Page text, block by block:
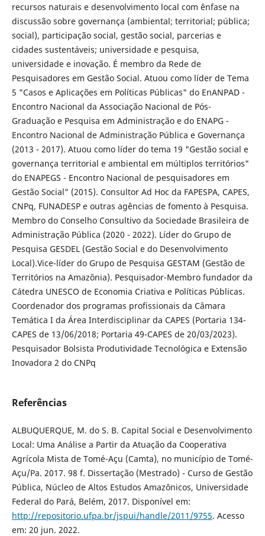
recursos naturais e desenvolvimento local com ênfase na
discussão sobre governança (ambiental; territorial; pública;
social), participação social, gestão social, parcerias e
cidades sustentáveis; universidade e pesquisa,
universidade e inovação. É membro da Rede de
Pesquisadores em Gestão Social. Atuou como líder de Tema
5 "Casos e Aplicações em Políticas Públicas" do EnANPAD -
Encontro Nacional da Associação Nacional de Pós-
Graduação e Pesquisa em Administração e do ENAPG -
Encontro Nacional de Administração Pública e Governança
(2013 - 2017). Atuou como líder do tema 19 "Gestão social e
governança territorial e ambiental em múltiplos territórios"
do ENAPEGS - Encontro Nacional de pesquisadores em
Gestão Social" (2015). Consultor Ad Hoc da FAPESPA, CAPES,
CNPq, FUNADESP e outras agências de fomento à Pesquisa.
Membro do Conselho Consultivo da Sociedade Brasileira de
Administração Pública (2020 - 2022). Líder do Grupo de
Pesquisa GESDEL (Gestão Social e do Desenvolvimento
Local).Vice-líder do Grupo de Pesquisa GESTAM (Gestão de
Territórios na Amazônia). Pesquisador-Membro fundador da
Cátedra UNESCO de Economia Criativa e Políticas Públicas.
Coordenador dos programas profissionais da Câmara
Temática I da Área Interdisciplinar da CAPES (Portaria 134-
CAPES de 13/06/2018; Portaria 49-CAPES de 20/03/2023).
Pesquisador Bolsista Produtividade Tecnológica e Extensão
Inovadora 2 do CNPq
Referências
ALBUQUERQUE, M. do S. B. Capital Social e Desenvolvimento
Local: Uma Análise a Partir da Atuação da Cooperativa
Agrícola Mista de Tomé-Açu (Camta), no município de Tomé-
Açu/Pa. 2017. 98 f. Dissertação (Mestrado) - Curso de Gestão
Pública, Núcleo de Altos Estudos Amazônicos, Universidade
Federal do Pará, Belém, 2017. Disponível em:
http://repositorio.ufpa.br/jspui/handle/2011/9755. Acesso
em: 20 jun. 2022.